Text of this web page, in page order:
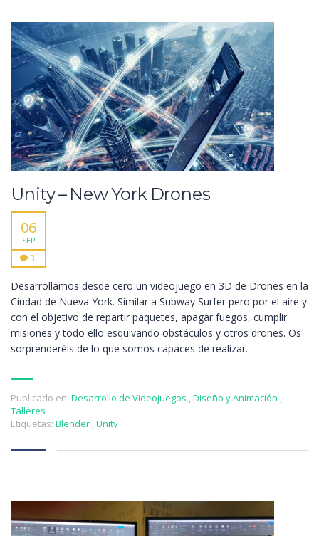
Unity – New York Drones
06
SEP
3
Desarrollamos desde cero un videojuego en 3D de Drones en la
Ciudad de Nueva York. Similar a Subway Surfer pero por el aire y
con el objetivo de repartir paquetes, apagar fuegos, cumplir
misiones y todo ello esquivando obstáculos y otros drones. Os
sorprenderéis de lo que somos capaces de realizar.
Publicado en: Desarrollo de Videojuegos Diseño y Animación
Talleres
Etiquetas: Blender Unity